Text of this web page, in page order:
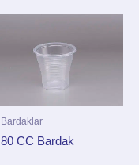
Bardaklar
80 CC Bardak